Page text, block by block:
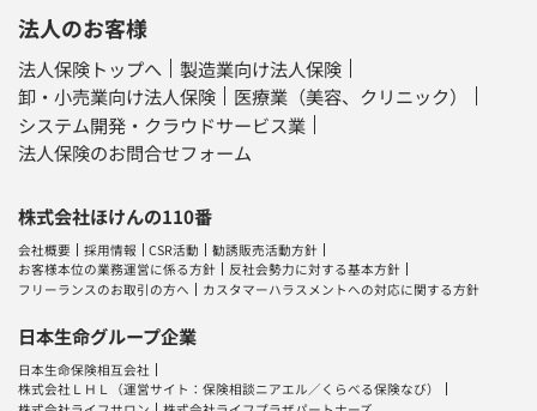
法人のお客様
法人保険トップへ
製造業向け法人保険
卸・小売業向け法人保険
医療業（美容、クリニック）
システム開発・クラウドサービス業
法人保険のお問合せフォーム
株式会社ほけんの110番
会社概要 採用情報 CSR活動
勧誘販売活動方針
お客様本位の業務運営に係る方針
反社会勢力に対する基本方針
フリーランスのお取引の方へ
カスタマーハラスメントへの対応に関する方針
日本生命グループ企業
日本生命保険相互会社
株式会社ＬＨＬ （運営サイト：保険相談ニアエル／ くらべる保険なび）